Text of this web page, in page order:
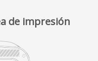
de impresión